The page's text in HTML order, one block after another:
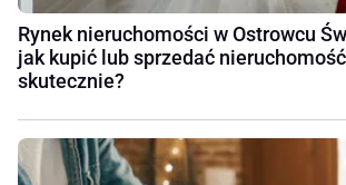
Rynek nieruchomości w Ostrowcu
jak kupić lub sprzedać
skutecznie?